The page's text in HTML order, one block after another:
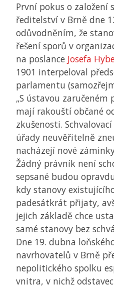
První pokus o
ředitelství v Brně dne
odůvodněním, že
řešení sporů v
na poslance Josefa
1901 interpeloval
parlamentu
„S ústavou
mají rakouští občané
zkušenosti.
úřady neuvěřitelně
nacházejí nové
Žádný právník není
sepsané budou
kdy stanovy
padesátkrát přijaty,
jejich základě chce
samé stanovy bez
Dne 19. dubna
navrhovatelů v Brně
nepolitického spolku
vnitra, v nichž